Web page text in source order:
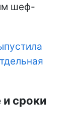
шеф-
сроки